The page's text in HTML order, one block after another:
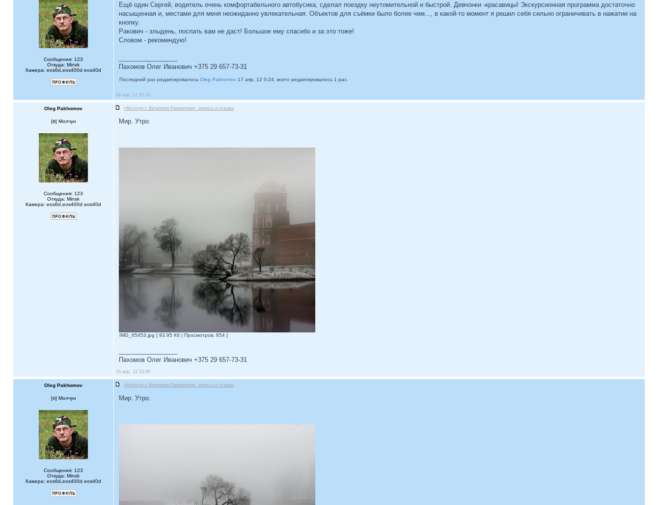
Сообщения: 123
Откуда: Minsk
Камера: eos6d,eos400d eos40d
Ещё один Сергей, водитель очень комфортабельного автобусика, сделал поездку неутомительной и быстрой. Девчонки -красавицы! Экскурсионная программа достаточно
насыщенная и, местами для меня неожиданно увлекательная. Объектов для съёмки было более чем..., в какой-то момент я решил себя сильно ограничивать в нажатии на
кнопку.
Ракович - злыдень, поспать вам не даст! Большое ему спасибо и за это тоже!
Словом - рекомендую!
Пахомов Олег Иванович +375 29 657-73-31
Последний раз редактировалось Oleg Pakhomov 17 апр, 12 0:24, всего редактировалось 1 раз.
16 апр, 12 22:10
Oleg Pakhomov «Фототур с Виталием Раковичем»: анонсы и отзывы
[ ] Молчун
Сообщения: 123
Откуда: Minsk
Камера: eos6d,eos400d eos40d
Мир. Утро.
IMG_65453.jpg [ 93.95 Кб | Просмотров: 854 ]
Пахомов Олег Иванович +375 29 657-73-31
16 апр, 12 23:05
Oleg Pakhomov «Фототур с Виталием Раковичем»: анонсы и отзывы
[ ] Молчун
Сообщения: 123
Откуда: Minsk
Камера: eos6d,eos400d eos40d
Мир. Утро.